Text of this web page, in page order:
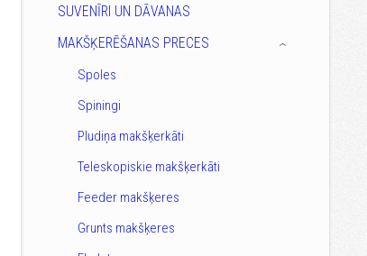
SUVENĪRI UN DĀVANAS
MAKŠĶERĒŠANAS PRECES
Spoles
Spiningi
Pludiņa makšķerkāti
Teleskopiskie makšķerkāti
Feeder makšķeres
Grunts makšķeres
›